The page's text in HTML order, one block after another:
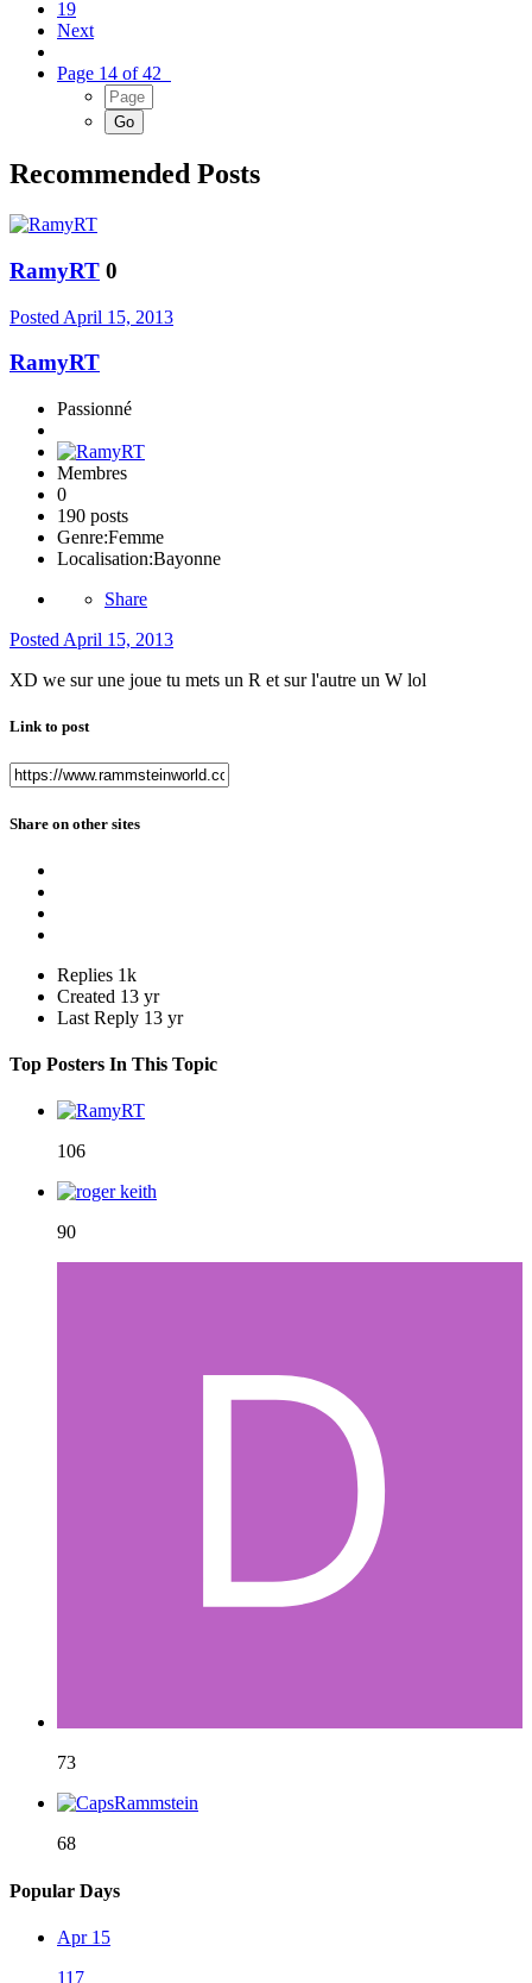
19
Next
Page 14 of 42
Recommended Posts
RamyRT 0
Posted April 15, 2013
RamyRT
Passionné
Membres
0
190 posts
Genre:Femme
Localisation:Bayonne
Share
Posted April 15, 2013
XD we sur une joue tu mets un R et sur l'autre un W lol
Link to post
Share on other sites
Replies 1k
Created 13 yr
Last Reply 13 yr
Top Posters In This Topic
106
90
73
68
Popular Days
Apr 15
117